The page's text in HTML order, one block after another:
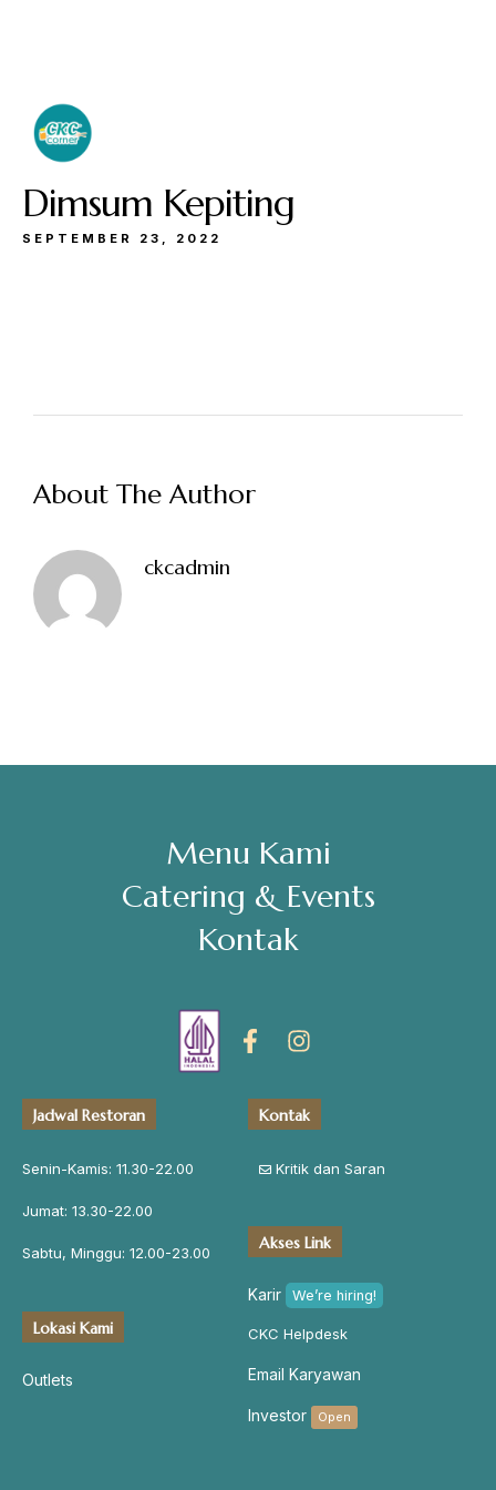
Dimsum Kepiting
SEPTEMBER 23, 2022
About The Author
ckcadmin
Menu Kami
Catering & Events
Kontak
Jadwal Restoran
Senin-Kamis: 11.30-22.00
Jumat: 13.30-22.00
Sabtu, Minggu: 12.00-23.00
Lokasi Kami
Outlets
Kontak
Kritik dan Saran
Akses Link
Karir We’re hiring!
CKC Helpdesk
Email Karyawan
Investor Open
Jumat: 13.30-22.00
Address
Jl. Perisai No. 16-17 Rantauprapat, Labuhanbatu, Sumatera